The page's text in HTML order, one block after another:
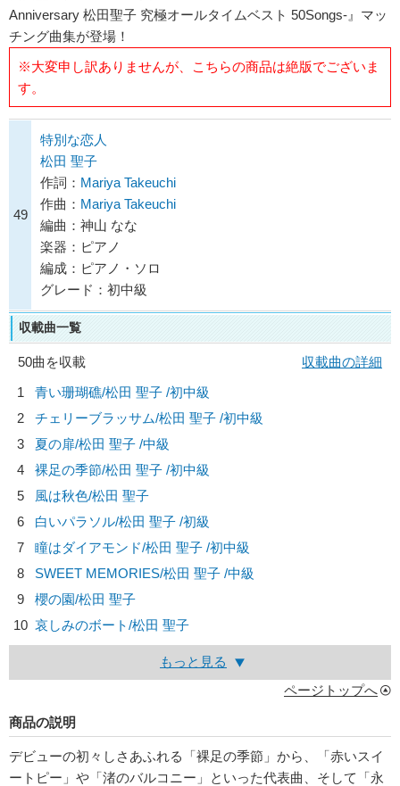
Anniversary 松田聖子 究極オールタイムベスト 50Songs-』マッ
チング曲集が登場！
※大変申し訳ありませんが、こちらの商品は絶版でございま
す。
49
特別な恋人
松田 聖子
作詞： Mariya Takeuchi
作曲： Mariya Takeuchi
編曲：神山 なな
楽器：ピアノ
編成：ピアノ・ソロ
グレード：初中級
収載曲一覧
50曲を収載
収載曲の詳細
1
青い珊瑚礁/松田 聖子 /初中級
2
チェリーブラッサム/松田 聖子 /初中級
3
夏の扉/松田 聖子 /中級
4
裸足の季節/松田 聖子 /初中級
5
風は秋色/松田 聖子
6
白いパラソル/松田 聖子 /初級
7
瞳はダイアモンド/松田 聖子 /初中級
8
SWEET MEMORIES/松田 聖子 /中級
9
櫻の園/松田 聖子
10 哀しみのボート/松田 聖子
もっと見る
ページトップへ
商品の説明
デビューの初々しさあふれる「裸足の季節」から、「赤いスイ
ートピー」や「渚のバルコニー」といった代表曲、そして「永